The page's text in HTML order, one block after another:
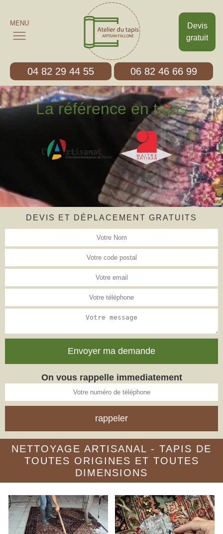
Devis
gratuit
MENU
04 82 29 44 55 06 82 46 66 99
La référence en tapis
DEVIS ET DÉPLACEMENT GRATUITS
On vous rappelle immediatement
NETTOYAGE ARTISANAL - TAPIS DE
TOUTES ORIGINES ET TOUTES
DIMENSIONS